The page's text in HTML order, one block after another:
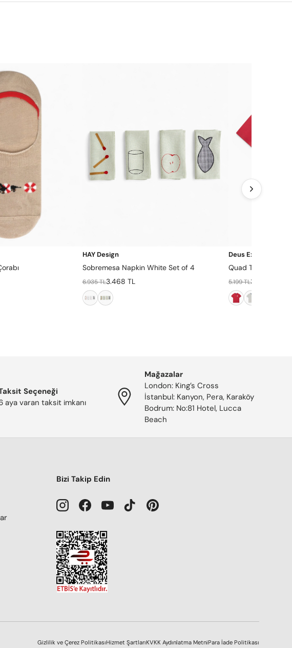
HAY Design
Sobremesa Napkin White Set of 4
6.935 TL3.468 TL
Deus Ex Machina
Quad Tee
5.199 TL3.639 TL
Seçeneği
aya varan taksit imkanı
Mağazalar
London: King’s Cross
İstanbul: Kanyon, Pera, Karaköy
Bodrum: No:81 Hotel, Lucca
Beach
Bizi Takip Edin
InstagramFacebookYouTubeTikTokPinterest
Gizlilik ve Çerez PolitikasıHizmet ŞartlarıKVKK Aydınlatma MetniPara İade Politikası